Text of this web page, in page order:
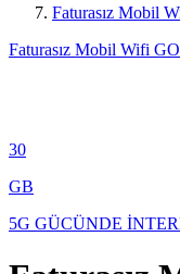
Faturasız Mobil
Faturasız Mobil Wifi
30
GB
5G GÜCÜNDE